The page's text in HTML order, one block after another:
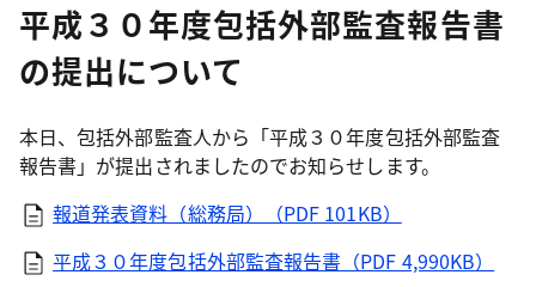
平成３０年度包括外部監査報告書
の提出について
本日、包括外部監査人から「平成３０年度包括外部監査
報告書」が提出されましたのでお知らせします。
報道発表資料（総務局）（PDF 101KB）
平成３０年度包括外部監査報告書（PDF 4,990KB）